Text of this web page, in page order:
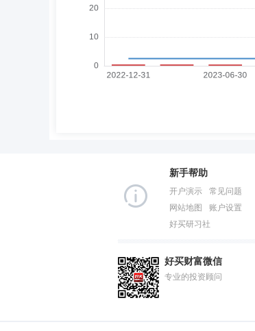
新手帮助
开户演示
常见问题
网站地图
账户设置
好买研习社
好买财富微信
专业的投资顾问